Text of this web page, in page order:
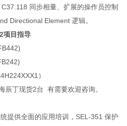
同步相量、扩展的操作员控制
Directional Element 逻辑。
项目指导
）
辰丁现货2台 有需要欢迎咨询。
提供全面的应用培训，SEL-351 保护